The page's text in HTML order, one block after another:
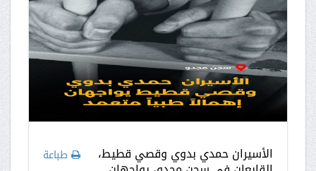
طباعة الأسيران حمدي بدوي وقصي قطيط،